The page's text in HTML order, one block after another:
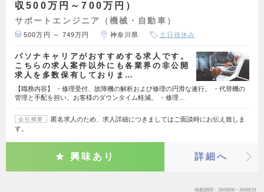
収500万円～700万円）
サポートエンジニア（機械・自動車）
500万円 ～ 749万円 神奈川県 土日祝休み
パソナキャリアがおすすめする求人です。
こちらの求人案件以外にも各業界の非公開
求人を多数保有しておりま…
【職務内容】 ・修理受付、故障機の解析および修理の円滑な遂行。 ・代替機の
管理と手配を担い、お客様のダウンタイム軽減。 ・修理…
会社概要
匿名求人のため、求人詳細につきましてはご面談時にお伝え致しま
す。
興味あり 詳細へ
掲載期間 26/08/06～26/08/19